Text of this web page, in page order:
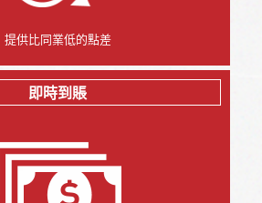
提供比同業低的點差
即時到賬